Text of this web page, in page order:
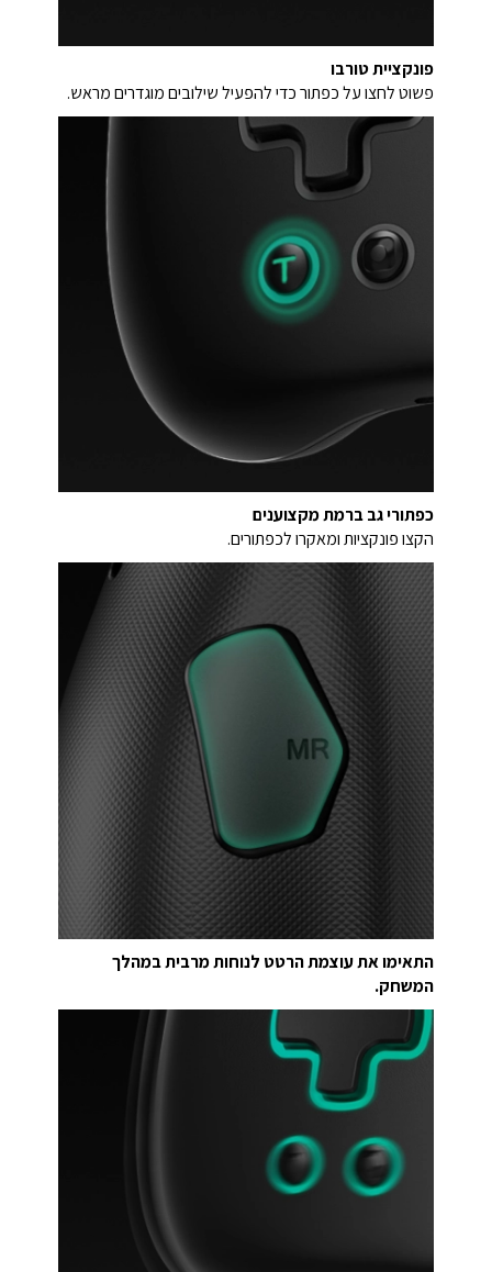
פונקציית טורבו
פשוט לחצו על כפתור כדי להפעיל שילובים מוגדרים מראש.
כפתורי גב ברמת מקצוענים
הקצו פונקציות ומאקרו לכפתורים.
התאימו את עוצמת הרטט לנוחות מרבית במהלך
המשחק.